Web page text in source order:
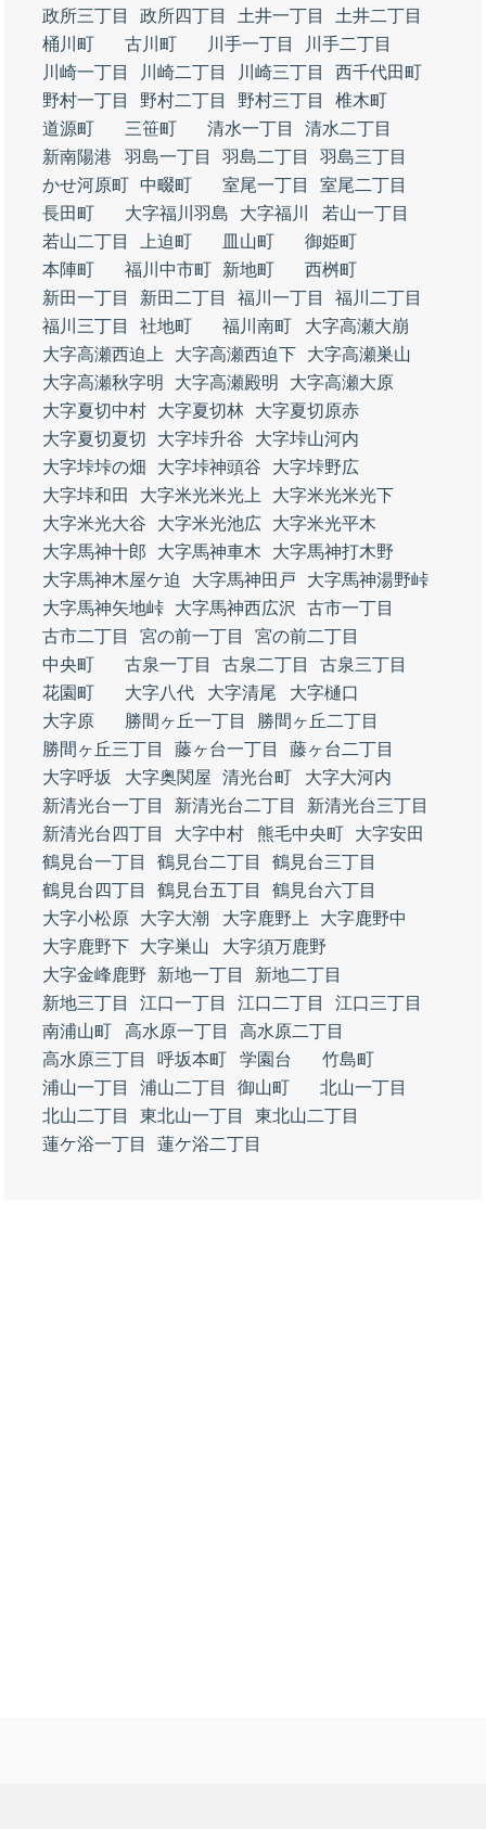
政所三丁目
政所四丁目 土井一丁目
土井二丁目
桶川町
古川町 川手一丁目
川手二丁目
川崎一丁目
川崎二丁目 川崎三丁目
西千代田町
野村一丁目
野村二丁目 野村三丁目
椎木町
道源町
三笹町 清水一丁目
清水二丁目
新南陽港
羽島一丁目 羽島二丁目
羽島三丁目
かせ河原町
中畷町 室尾一丁目
室尾二丁目
長田町
大字福川羽島 大字福川
若山一丁目
若山二丁目
上迫町 皿山町
御姫町
本陣町
福川中市町 新地町
西桝町
新田一丁目
新田二丁目 福川一丁目
福川二丁目
福川三丁目
社地町 福川南町
大字高瀬大崩
大字高瀬西迫上
大字高瀬西迫下
大字高瀬巣山
大字高瀬秋字明
大字高瀬殿明
大字高瀬大原
大字夏切中村
大字夏切林
大字夏切原赤
大字夏切夏切
大字垰升谷
大字垰山河内
大字垰垰の畑
大字垰神頭谷
大字垰野広
大字垰和田
大字米光米光上
大字米光米光下
大字米光大谷
大字米光池広
大字米光平木
大字馬神十郎
大字馬神車木
大字馬神打木野
大字馬神木屋ケ迫
大字馬神田戸
大字馬神湯野峠
大字馬神矢地峠
大字馬神西広沢
古市一丁目
古市二丁目
宮の前一丁目
宮の前二丁目
中央町
古泉一丁目 古泉二丁目
古泉三丁目
花園町
大字八代 大字清尾
大字樋口
大字原
勝間ヶ丘一丁目
勝間ヶ丘二丁目
勝間ヶ丘三丁目
藤ヶ台一丁目
藤ヶ台二丁目
大字呼坂
大字奥関屋 清光台町
大字大河内
新清光台一丁目
新清光台二丁目
新清光台三丁目
新清光台四丁目
大字中村 熊毛中央町
大字安田
鶴見台一丁目
鶴見台二丁目
鶴見台三丁目
鶴見台四丁目
鶴見台五丁目
鶴見台六丁目
大字小松原
大字大潮 大字鹿野上
大字鹿野中
大字鹿野下
大字巣山
大字須万鹿野
大字金峰鹿野
新地一丁目
新地二丁目
新地三丁目
江口一丁目 江口二丁目
江口三丁目
南浦山町
高水原一丁目
高水原二丁目
高水原三丁目
呼坂本町 学園台
竹島町
浦山一丁目
浦山二丁目 御山町
北山一丁目
北山二丁目
東北山一丁目
東北山二丁目
蓮ケ浴一丁目
蓮ケ浴二丁目